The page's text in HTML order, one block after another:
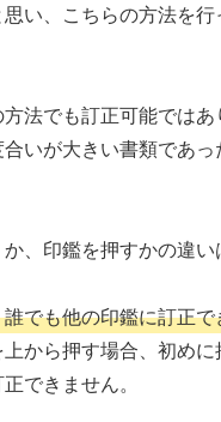
い、こちらの方法を
法でも訂正可能ではあ
合いが大きい書類であ
か、印鑑を押すかの違
でも他の印鑑に訂正で
上から押す場合、初め
できません。